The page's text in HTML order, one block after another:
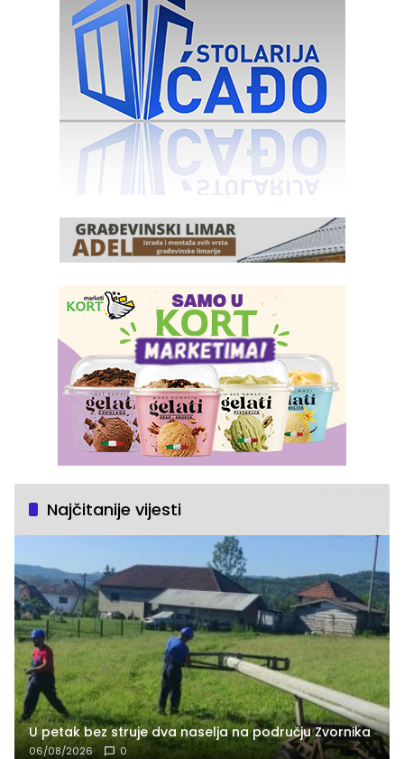
Najčitanije vijesti
U petak bez struje dva naselja na području Zvornika
06/08/2026 0